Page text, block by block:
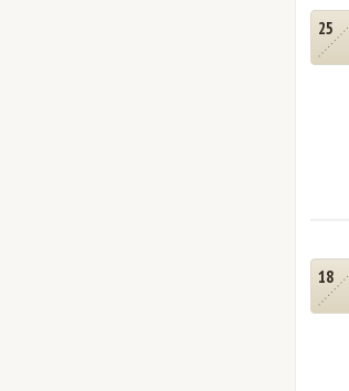
25
18